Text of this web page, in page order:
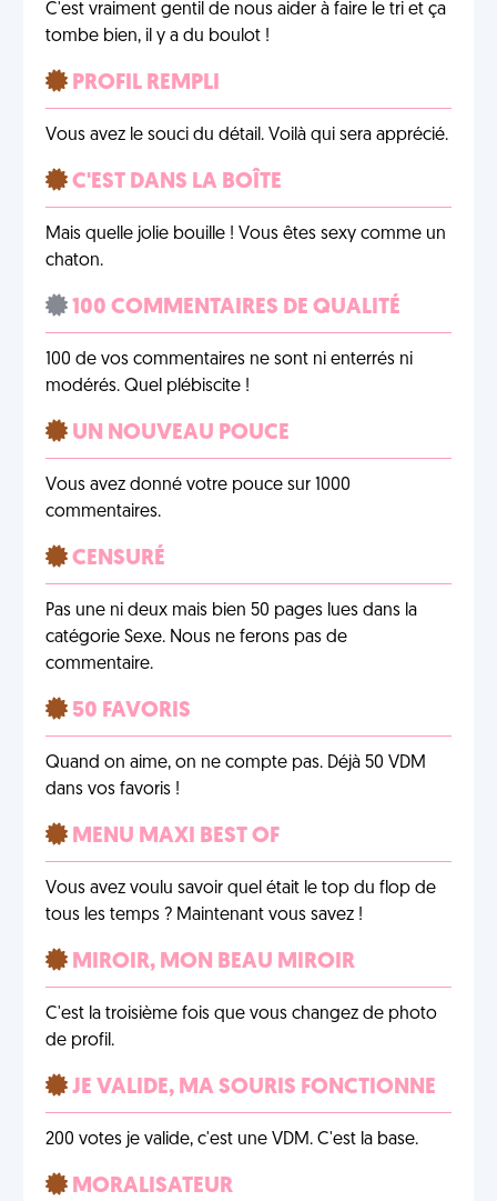
C'est vraiment gentil de nous aider à faire le tri et ça
tombe bien, il y a du boulot !
PROFIL REMPLI
Vous avez le souci du détail. Voilà qui sera apprécié.
C'EST DANS LA BOÎTE
Mais quelle jolie bouille ! Vous êtes sexy comme un
chaton.
100 COMMENTAIRES DE QUALITÉ
100 de vos commentaires ne sont ni enterrés ni
modérés. Quel plébiscite !
UN NOUVEAU POUCE
Vous avez donné votre pouce sur 1000
commentaires.
CENSURÉ
Pas une ni deux mais bien 50 pages lues dans la
catégorie Sexe. Nous ne ferons pas de
commentaire.
50 FAVORIS
Quand on aime, on ne compte pas. Déjà 50 VDM
dans vos favoris !
MENU MAXI BEST OF
Vous avez voulu savoir quel était le top du flop de
tous les temps ? Maintenant vous savez !
MIROIR, MON BEAU MIROIR
C'est la troisième fois que vous changez de photo
de profil.
JE VALIDE, MA SOURIS FONCTIONNE
200 votes je valide, c'est une VDM. C'est la base.
MORALISATEUR